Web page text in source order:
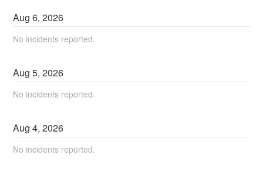
Aug6,2026
No incidents reported.
Aug5,2026
No incidents reported.
Aug4,2026
No incidents reported.